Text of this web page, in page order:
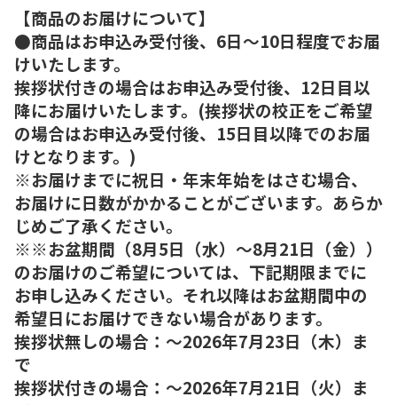
【商品のお届けについて】
●商品はお申込み受付後、6日～10日程度でお届
けいたします。
挨拶状付きの場合はお申込み受付後、12日目以
降にお届けいたします。(挨拶状の校正をご希望
の場合はお申込み受付後、15日目以降でのお届
けとなります。)
※お届けまでに祝日・年末年始をはさむ場合、
お届けに日数がかかることがございます。あらか
じめご了承ください。
※※お盆期間（8月5日（水）～8月21日（金））
のお届けのご希望については、下記期限までに
お申し込みください。それ以降はお盆期間中の
希望日にお届けできない場合があります。
挨拶状無しの場合：～2026年7月23日（木）ま
で
挨拶状付きの場合：～2026年7月21日（火）ま